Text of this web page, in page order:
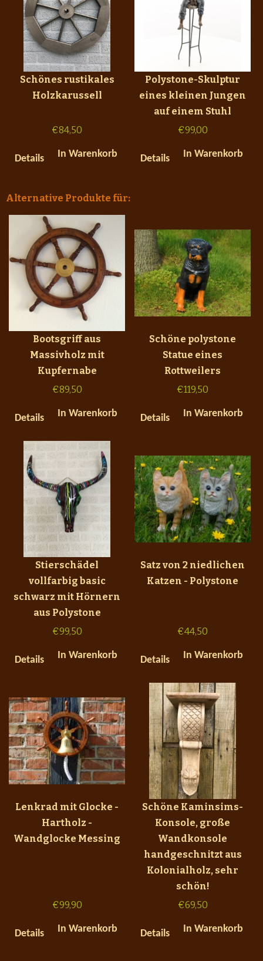
Schönes rustikales
Holzkarussell
€84,50
Details In Warenkorb
Polystone-Skulptur
eines kleinen Jungen
auf einem Stuhl
€99,00
Details In Warenkorb
Alternative Produkte für:
Bootsgriff aus
Massivholz mit
Kupfernabe
€89,50
Details In Warenkorb
Schöne polystone
Statue eines
Rottweilers
€119,50
Details In Warenkorb
Stierschädel
vollfarbig basic
schwarz mit Hörnern
aus Polystone
€99,50
Details In Warenkorb
Satz von 2 niedlichen
Katzen - Polystone
€44,50
Details In Warenkorb
Lenkrad mit Glocke -
Hartholz -
Wandglocke Messing
€99,90
Details In Warenkorb
Schöne Kaminsims-
Konsole, große
Wandkonsole
handgeschnitzt aus
Kolonialholz, sehr
schön!
€69,50
Details In Warenkorb